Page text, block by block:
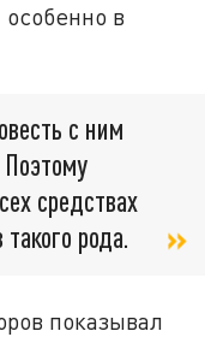
в
с ним
Поэтому
средствах
рода.
показывал